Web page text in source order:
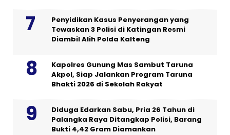
Penyidikan Kasus Penyerangan yang
Tewaskan 3 Polisi di Katingan Resmi
Diambil Alih Polda Kalteng
Kapolres Gunung Mas Sambut Taruna
Akpol, Siap Jalankan Program Taruna
Bhakti 2026 di Sekolah Rakyat
Diduga Edarkan Sabu, Pria 26 Tahun di
Palangka Raya Ditangkap Polisi, Barang
Bukti 4,42 Gram Diamankan